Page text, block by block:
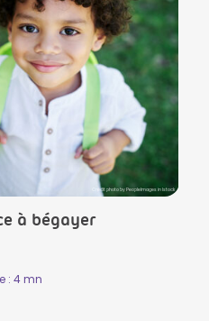
Crédit photo by PeopleImages in Istock
à bégayer
: 4 mn